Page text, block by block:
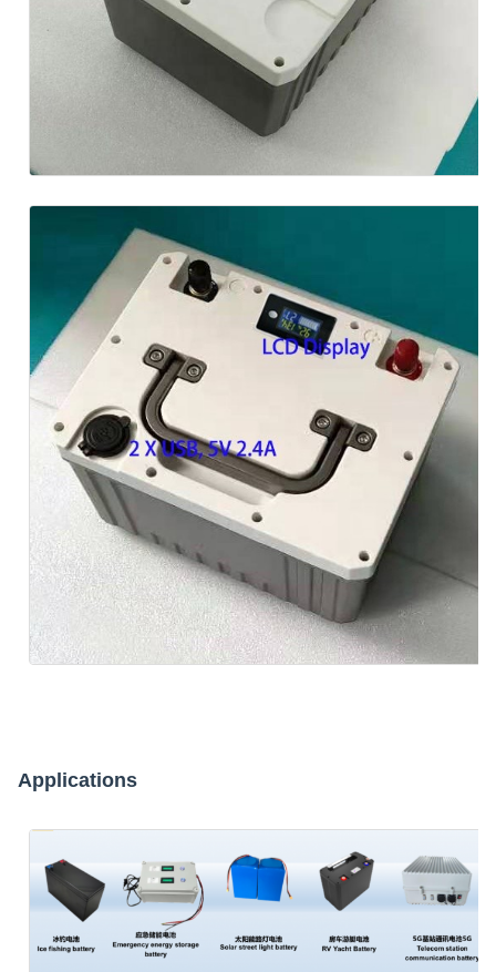
Applications